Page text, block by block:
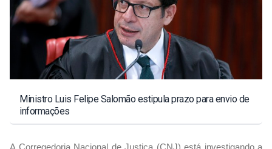
Ministro Luis Felipe Salomão estipula prazo para envio de
informações